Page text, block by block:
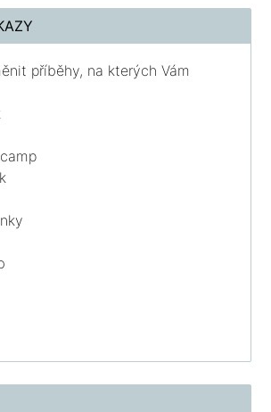
příběhy, na kterých Vám